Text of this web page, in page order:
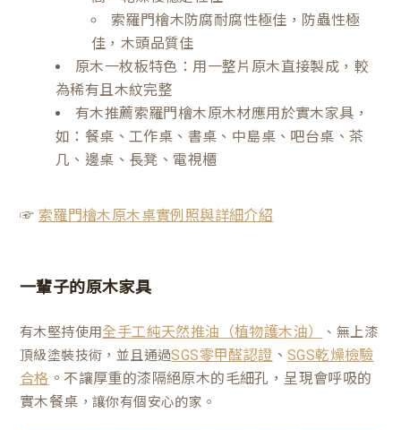
索羅門檜木防腐耐腐性極佳，防蟲性極
佳，木頭品質佳
原木一枚板特色：用一整片原木直接製成，較
為稀有且木紋完整
有木推薦索羅門檜木原木材應用於實木家具，
如：餐桌、工作桌、書桌、中島桌、吧台桌、茶
几、邊桌、長凳、電視櫃
☞ 索羅門檜木原木桌實例照與詳細介紹
一輩子的原木家具
有木堅持使用全手工純天然推油（植物護木油）
、無上漆
頂級塗裝技術，並且通過SGS零甲醛認證 、SGS乾燥檢驗
合格 。不讓厚重的漆隔絕原木的毛細孔，呈現會呼吸的
實木餐桌 ，讓你有個安心的家。